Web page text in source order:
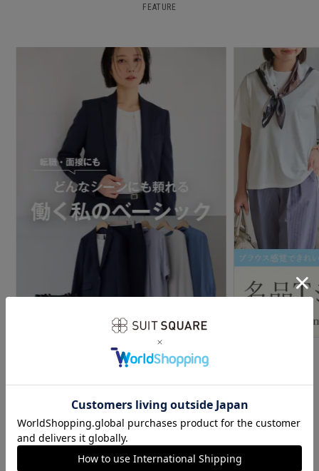
FEATURE
特集をもっとみる
ホーム レディース レディース ジャケット